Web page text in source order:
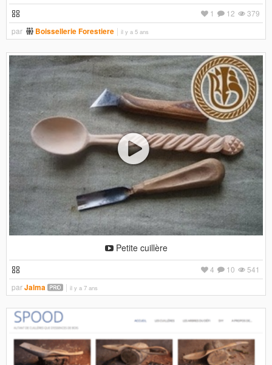
379
12
1
par
Boissellerie Forestiere il y a 5 ans
Petite cuillère
541
10
4
parJalma il y a 7 ans